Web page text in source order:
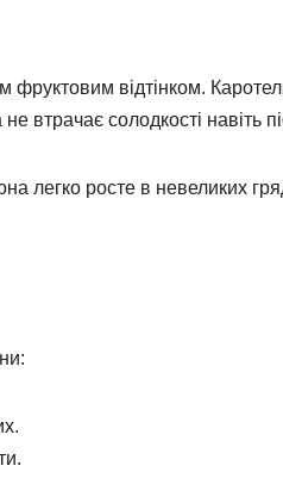
фруктовим відтінком.
втрачає солодкості навіть
легко росте в невеликих